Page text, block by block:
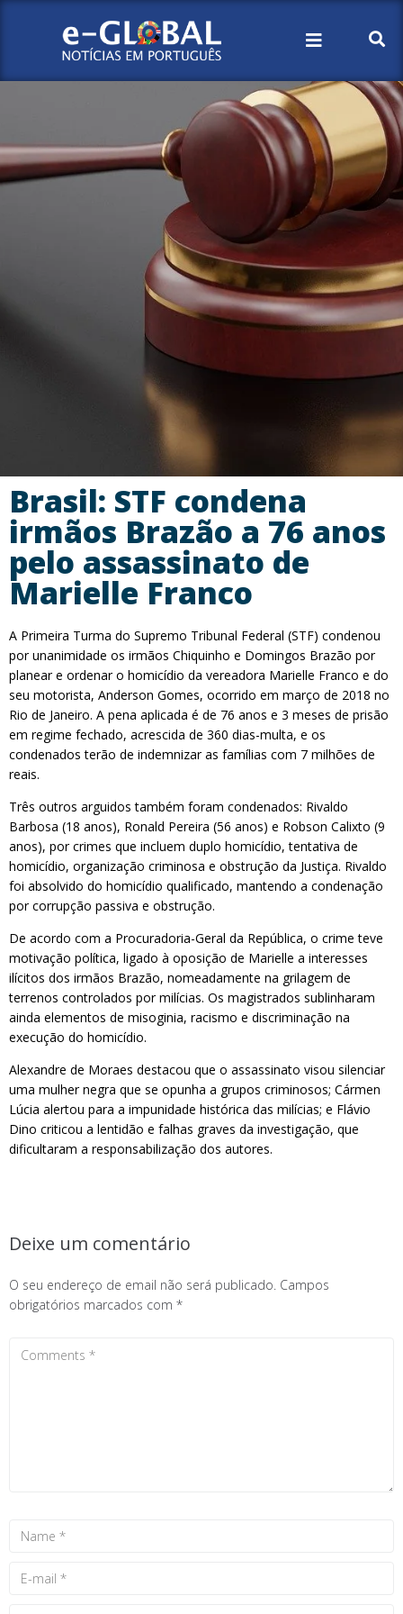
Brasil: STF condena
irmãos Brazão a 76 anos
pelo assassinato de
Marielle Franco
A Primeira Turma do Supremo Tribunal Federal (STF) condenou
por unanimidade os irmãos Chiquinho e Domingos Brazão por
planear e ordenar o homicídio da vereadora Marielle Franco e do
seu motorista, Anderson Gomes, ocorrido em março de 2018 no
Rio de Janeiro. A pena aplicada é de 76 anos e 3 meses de prisão
em regime fechado, acrescida de 360 dias-multa, e os
condenados terão de indemnizar as famílias com 7 milhões de
reais.
Três outros arguidos também foram condenados: Rivaldo
Barbosa (18 anos), Ronald Pereira (56 anos) e Robson Calixto (9
anos), por crimes que incluem duplo homicídio, tentativa de
homicídio, organização criminosa e obstrução da Justiça. Rivaldo
foi absolvido do homicídio qualificado, mantendo a condenação
por corrupção passiva e obstrução.
De acordo com a Procuradoria-Geral da República, o crime teve
motivação política, ligado à oposição de Marielle a interesses
ilícitos dos irmãos Brazão, nomeadamente na grilagem de
terrenos controlados por milícias. Os magistrados sublinharam
ainda elementos de misoginia, racismo e discriminação na
execução do homicídio.
Alexandre de Moraes destacou que o assassinato visou silenciar
uma mulher negra que se opunha a grupos criminosos; Cármen
Lúcia alertou para a impunidade histórica das milícias; e Flávio
Dino criticou a lentidão e falhas graves da investigação, que
dificultaram a responsabilização dos autores.
Deixe um comentário
O seu endereço de email não será publicado. Campos
obrigatórios marcados com *